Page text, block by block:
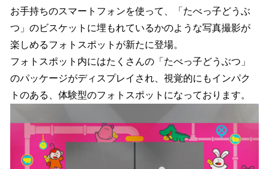
お手持ちのスマートフォンを使って、「たべっ子どうぶ
つ」のビスケットに埋もれているかのような写真撮影が
楽しめるフォトスポットが新たに登場。
フォトスポット内にはたくさんの「たべっ子どうぶつ」
のパッケージがディスプレイされ、視覚的にもインパク
トのある、体験型のフォトスポットになっております。